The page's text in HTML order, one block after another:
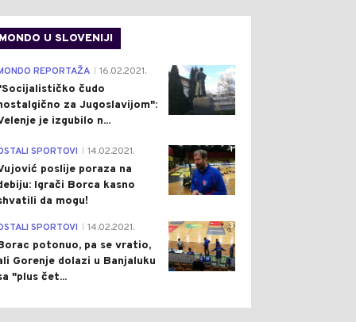
MONDO U SLOVENIJI
4
REPORTAŽA 16.02.2021.
čudo
za Jugoslavijom":
je izgubilo n...
1
SPORTOVI 14.02.2021.
poslije poraza na
Igrači Borca kasno
da mogu!
3
SPORTOVI 14.02.2021.
potonuo, pa se vratio,
Gorenje dolazi u Banjaluku
"plus čet...